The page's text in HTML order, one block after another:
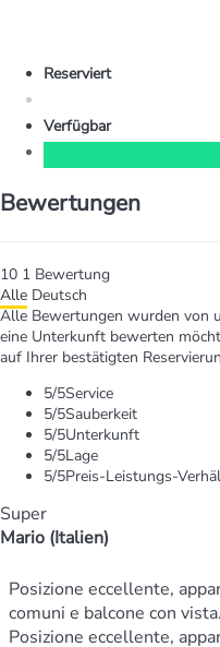
Reserviert
Verfügbar
Bewertungen
10 1 Bewertung
Alle Deutsch
Alle Bewertungen wurden von
eine Unterkunft bewerten
auf Ihrer bestätigten
5/5Service
5/5Sauberkeit
5/5Unterkunft
5/5Lage
5/5Preis-Leistungs-
Super
Mario (Italien)
Posizione eccellente,
comuni e balcone con
Posizione eccellente,